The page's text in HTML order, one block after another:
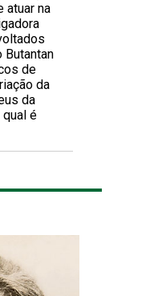
atuar na
Butantan
de
da
da
qual é